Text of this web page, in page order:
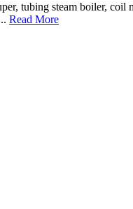
tubing steam boiler, coil
Read More